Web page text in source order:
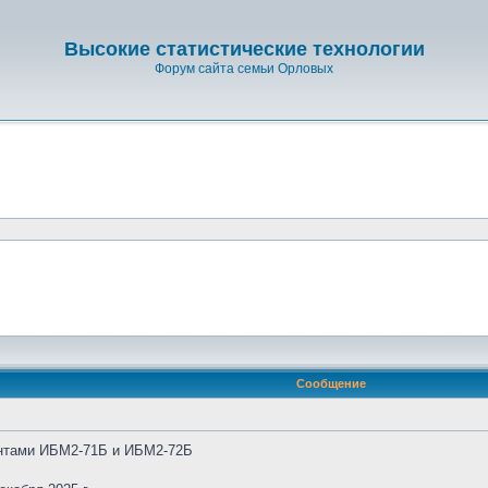
Высокие статистические технологии
Форум сайта семьи Орловых
Сообщение
ИБМ2-71Б и ИБМ2-72Б